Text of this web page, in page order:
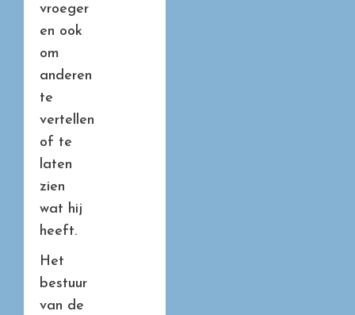
vroeger
en ook
om
anderen
te
vertellen
of te
laten
zien
wat hij
heeft.
Het
bestuur
van de